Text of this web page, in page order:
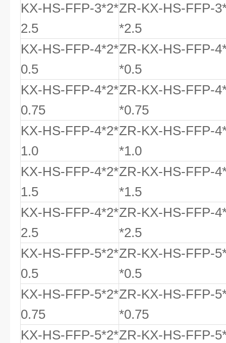
KX-HS-FFP-3*2*
2.5
ZR-KX-HS-FFP-
*2.5
KX-HS-FFP-4*2*
0.5
ZR-KX-HS-FFP-
*0.5
KX-HS-FFP-4*2*
0.75
ZR-KX-HS-FFP-
*0.75
KX-HS-FFP-4*2*
1.0
ZR-KX-HS-FFP-
*1.0
KX-HS-FFP-4*2*
1.5
ZR-KX-HS-FFP-
*1.5
KX-HS-FFP-4*2*
2.5
ZR-KX-HS-FFP-
*2.5
KX-HS-FFP-5*2*
0.5
ZR-KX-HS-FFP-
*0.5
KX-HS-FFP-5*2*
0.75
ZR-KX-HS-FFP-
*0.75
KX-HS-FFP-5*2*ZR-KX-HS-FFP-